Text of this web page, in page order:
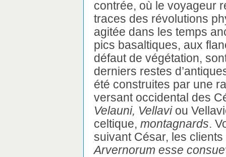
contrée, où le voyageur
traces des révolutions
agitée dans les temps
pics basaltiques, aux
défaut de végétation,
derniers restes
été construites par une
versant occidental des
Velauni, Vellaviou
celtique, montagnards.
suivant César, les
Arvernorum esse